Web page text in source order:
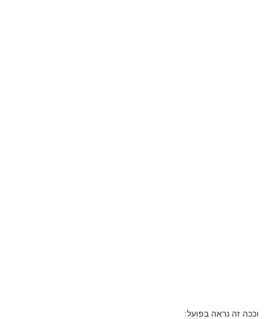
וככה זה נראה בפועל: